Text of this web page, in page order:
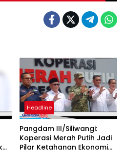
Headline
Pangdam III/Siliwangi:
Koperasi Merah Putih Jadi
Pilar Ketahanan Ekonomi